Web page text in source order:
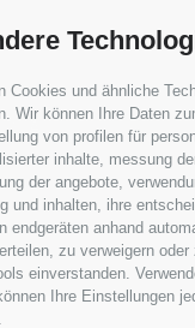
Cookies und ähnliche
Wir können Ihre Daten
von profilen für
inhalte, messung
der angebote,
und inhalten, ihre
anhand
zu verweigern
einverstanden.
Ihre Einstellungen